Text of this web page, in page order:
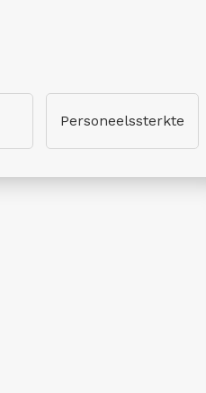
Personeelssterkte